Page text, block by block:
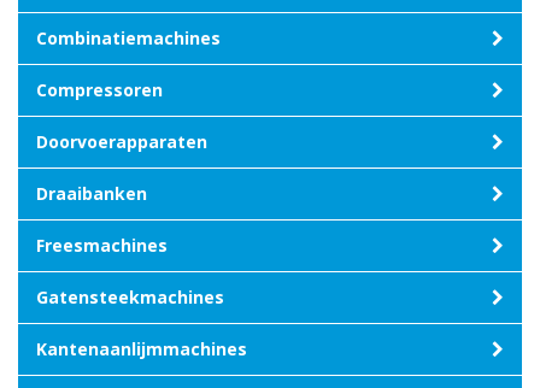
Combinatiemachines
Compressoren
Doorvoerapparaten
Draaibanken
Freesmachines
Gatensteekmachines
Kantenaanlijmmachines